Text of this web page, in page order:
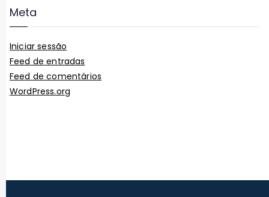
Meta
Iniciar sessão
Feed de entradas
Feed de comentários
WordPress.org